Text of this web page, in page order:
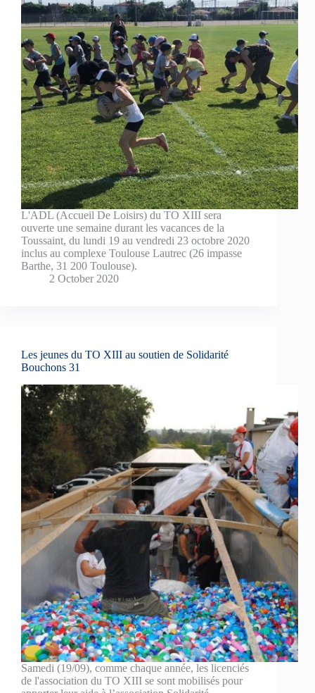
L'ADL (Accueil De Loisirs) du TO XIII sera
ouverte une semaine durant les vacances de la
Toussaint, du lundi 19 au vendredi 23 octobre 2020
inclus au complexe Toulouse Lautrec (26 impasse
Barthe, 31 200 Toulouse).
2 October 2020
Les jeunes du TO XIII au soutien de Solidarité
Bouchons 31
Samedi (19/09), comme chaque année, les licenciés
de l'association du TO XIII se sont mobilisés pour